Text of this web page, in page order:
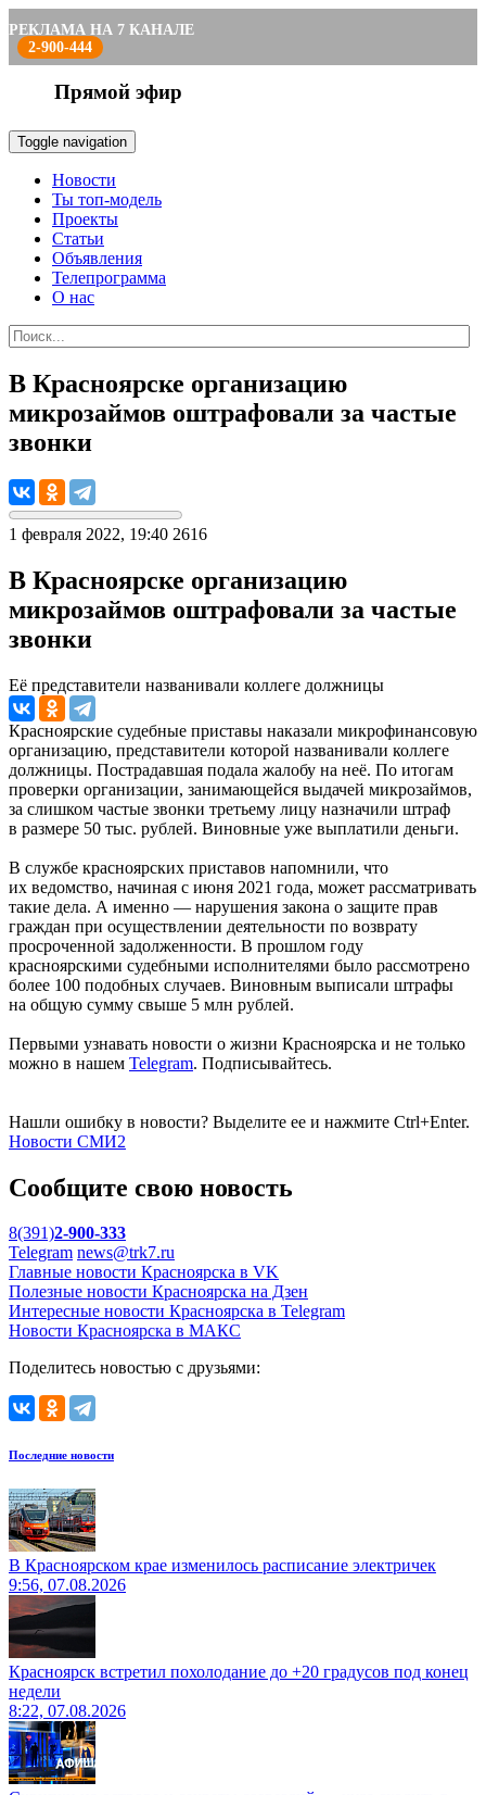
РЕКЛАМА НА 7 КАНАЛЕ
2-900-444
Прямой эфир
Toggle navigation
Новости
Ты топ-модель
Проекты
Статьи
Объявления
Телепрограмма
О нас
В Красноярске организацию
микрозаймов оштрафовали за частые
звонки
1 февраля 2022, 19:40 2616
В Красноярске организацию
микрозаймов оштрафовали за частые
звонки
Её представители названивали коллеге должницы
Красноярские судебные приставы наказали микрофинансовую
организацию, представители которой названивали коллеге
должницы. Пострадавшая подала жалобу на неё. По итогам
проверки организации, занимающейся выдачей микрозаймов,
за слишком частые звонки третьему лицу назначили штраф
в размере 50 тыс. рублей. Виновные уже выплатили деньги.
В службе красноярских приставов напомнили, что
их ведомство, начиная с июня 2021 года, может рассматривать
такие дела. А именно — нарушения закона о защите прав
граждан при осуществлении деятельности по возврату
просроченной задолженности. В прошлом году
красноярскими судебными исполнителями было рассмотрено
более 100 подобных случаев. Виновным выписали штрафы
на общую сумму свыше 5 млн рублей.
Первыми узнавать новости о жизни Красноярска и не только
можно в нашем Telegram. Подписывайтесь.
Нашли ошибку в новости? Выделите ее и нажмите Ctrl+Enter.
Новости СМИ2
Сообщите свою новость
8(391)2-900-333
Telegram news@trk7.ru
Главные новости Красноярска в VK
Полезные новости Красноярска на Дзен
Интересные новости Красноярска в Telegram
Новости Красноярска в МАКС
Поделитесь новостью с друзьями:
Последние новости
В Красноярском крае изменилось расписание электричек
9:56, 07.08.2026
Красноярск встретил похолодание до +20 градусов под конец
недели
8:22, 07.08.2026